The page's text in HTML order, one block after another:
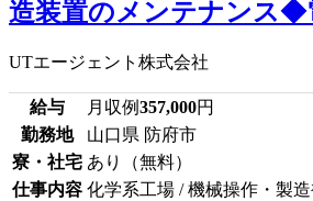
造装置のメンテナンス◆
UTエージェント株式会社
給与 月収例357,000円
勤務地
山口県 防府市
寮・社宅 あり（無料）
仕事内容 化学系工場 / 機械操作・製